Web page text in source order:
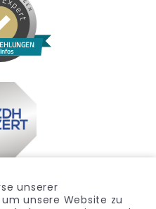
unserer
unsere Website zu